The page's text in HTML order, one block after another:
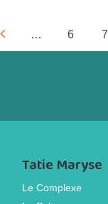
… 6 7
Tatie Maryse
Le Complexe